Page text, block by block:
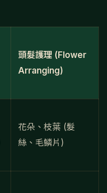
頭髮護理 (Flower
Arranging)
花朵、枝葉 (髮
絲、毛鱗片)